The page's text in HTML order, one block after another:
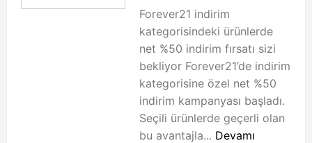
Forever21 indirim
kategorisindeki ürünlerde
net %50 indirim fırsatı sizi
bekliyor Forever21’de indirim
kategorisine özel net %50
indirim kampanyası başladı.
Seçili ürünlerde geçerli olan
bu avantajla... Devamı